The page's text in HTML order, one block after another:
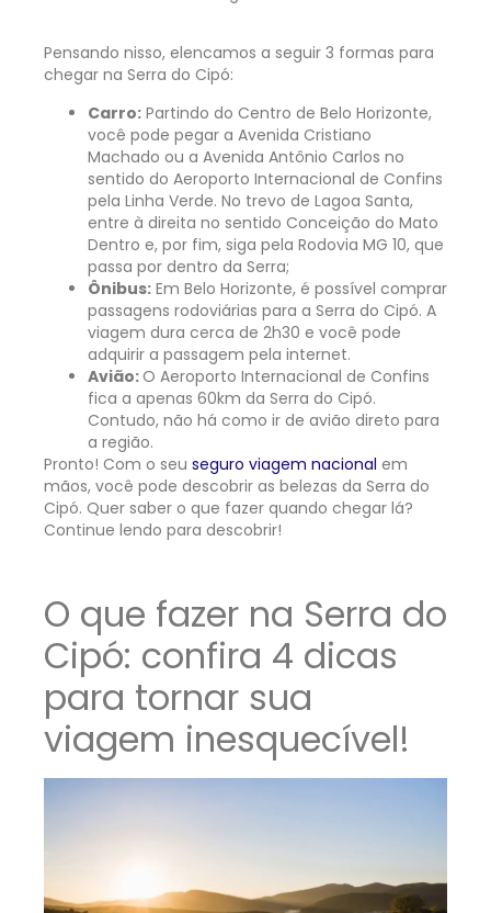
Pensando nisso, elencamos a seguir 3 formas para
chegar na Serra do Cipó:
Carro: Partindo do Centro de Belo Horizonte,
você pode pegar a Avenida Cristiano
Machado ou a Avenida Antônio Carlos no
sentido do Aeroporto Internacional de Confins
pela Linha Verde. No trevo de Lagoa Santa,
entre à direita no sentido Conceição do Mato
Dentro e, por fim, siga pela Rodovia MG 10, que
passa por dentro da Serra;
Ônibus: Em Belo Horizonte, é possível comprar
passagens rodoviárias para a Serra do Cipó. A
viagem dura cerca de 2h30 e você pode
adquirir a passagem pela internet.
Avião:O Aeroporto Internacional de Confins
fica a apenas 60km da Serra do Cipó.
Contudo, não há como ir de avião direto para
a região.
Pronto! Com o seu seguro viagem nacional em
mãos, você pode descobrir as belezas da Serra do
Cipó. Quer saber o que fazer quando chegar lá?
Continue lendo para descobrir!
O que fazer na Serra do
Cipó: confira 4 dicas
para tornar sua
viagem inesquecível!